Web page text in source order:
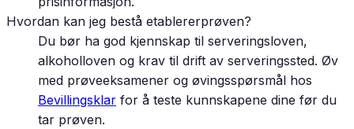
Hvordan kan jeg bestå etablererprøven?
Du bør ha god kjennskap til serveringsloven,
alkoholloven og krav til drift av serveringssted. Øv
med prøveeksamener og øvingsspørsmål hos
Bevillingsklar for å teste kunnskapene dine før du
tar prøven.